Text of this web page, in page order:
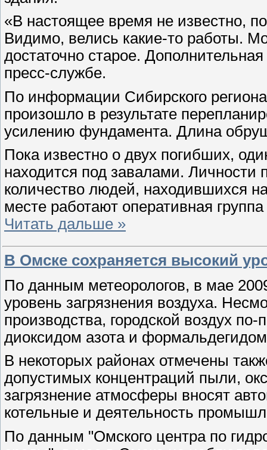
«В настоящее время не известно,
Видимо, велись какие-то работы.
достаточно старое.
пресс-службе.
По информации Сибирского
произошло в результате
усилению фундамента. Длина
Пока известно о двух погибших,
находится под завалами. Личности
количество людей, находившихся
месте работают оперативная
Читать дальше »
В Омске сохраняется высокий
По данным метеорологов, в мае
уровень загрязнения воздуха.
производства, городской воздух
диоксидом азота и
В некоторых районах отмечены
допустимых концентраций пыли,
загрязнение атмосферы вносят
котельные и деятельность
По данным "Омского центра по